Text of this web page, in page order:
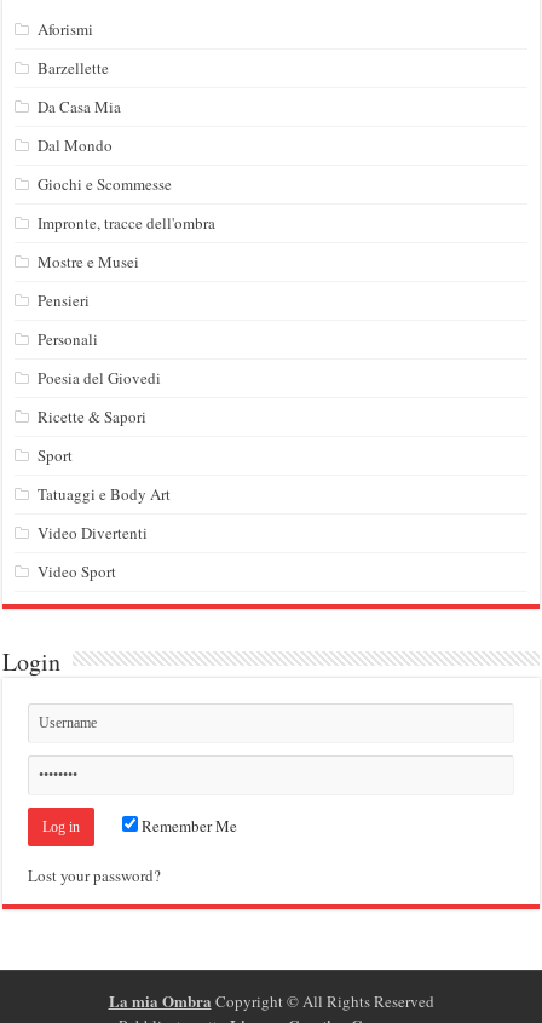
Aforismi
Barzellette
Da Casa Mia
Dal Mondo
Giochi e Scommesse
Impronte, tracce dell'ombra
Mostre e Musei
Pensieri
Personali
Poesia del Giovedi
Ricette & Sapori
Sport
Tatuaggi e Body Art
Video Divertenti
Video Sport
Login
Remember Me
Lost your password?
La mia Ombra Copyright ©All Rights Reserved